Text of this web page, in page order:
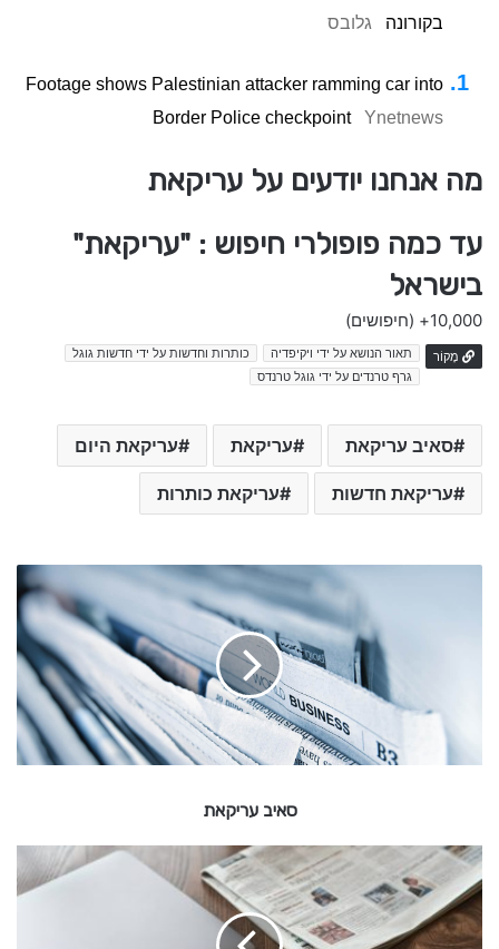
בקורונה
גלובס
Footage shows Palestinian attacker ramming car into
Border Police checkpoint
Ynetnews
מה אנחנו יודעים על עריקאת
עד כמה פופולרי חיפוש : "עריקאת"
בישראל
10,000+ (חיפושים)
מָקוֹר תאור הנושא על ידי ויקיפדיה
כותרות וחדשות על ידי חדשות גוגל
גרף טרנדים על ידי גוגל טרנדס
סאיב עריקאת עריקאת עריקאת היום
עריקאת חדשות עריקאת כותרות
א
סאיב עריקאת
י
ה
ל
י